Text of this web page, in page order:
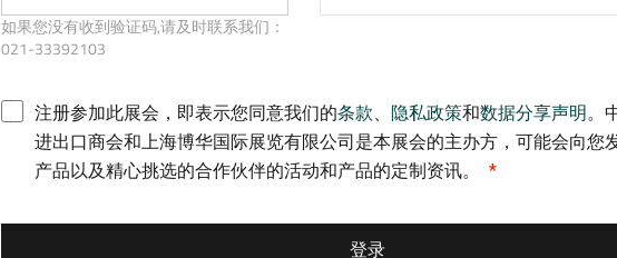
如果您没有收到验证码,请及时联系我们：
021-33392103
注册参加此展会，即表示您同意我们的条款、 隐私政策和数据分享声明。
进出口商会和上海博华国际展览有限公司是本展会的主办方，可能会向您
产品以及精心挑选的合作伙伴的活动和产品的定制资讯。
登录